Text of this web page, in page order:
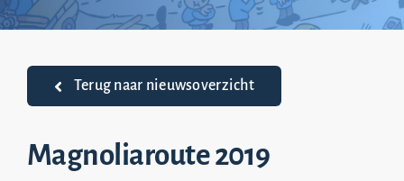
Over mij
Praktijkvoorbeelden
Nieuws
Terug naar nieuwsoverzicht
Magnoliaroute 2019